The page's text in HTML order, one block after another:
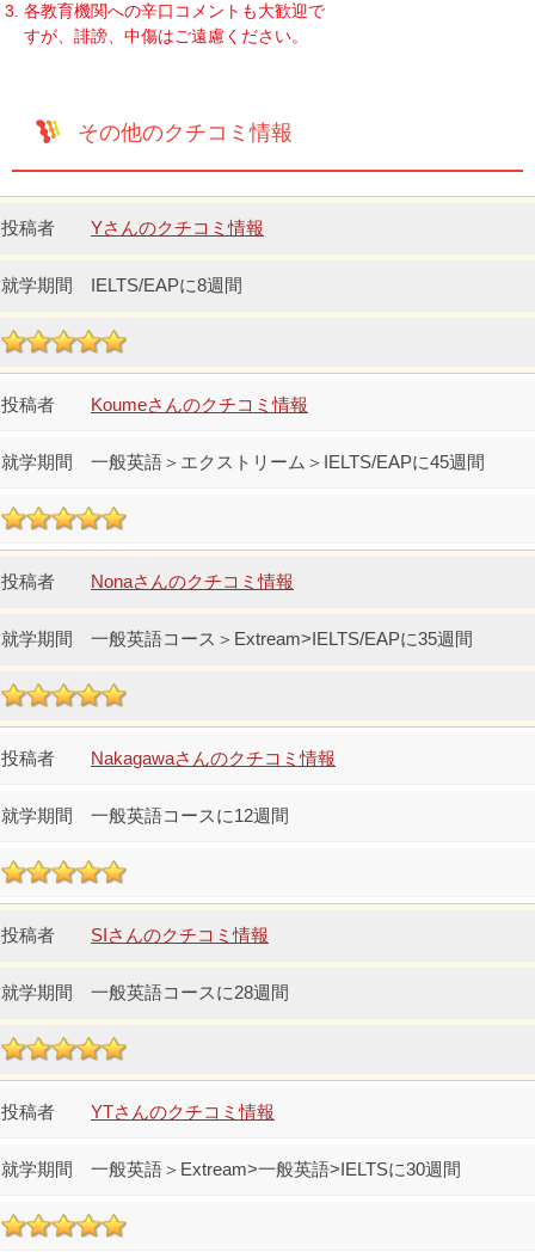
各教育機関への辛口コメントも大歓迎で
すが、誹謗、中傷はご遠慮ください。
その他のクチコミ情報
Yさんのクチコミ情報
IELTS/EAPに8週間
Koumeさんのクチコミ情報
一般英語＞エクストリーム＞IELTS/EAPに45週間
Nonaさんのクチコミ情報
一般英語コース＞Extream>IELTS/EAPに35週間
Nakagawaさんのクチコミ情報
一般英語コースに12週間
SIさんのクチコミ情報
一般英語コースに28週間
YTさんのクチコミ情報
一般英語＞Extream>一般英語>IELTSに30週間